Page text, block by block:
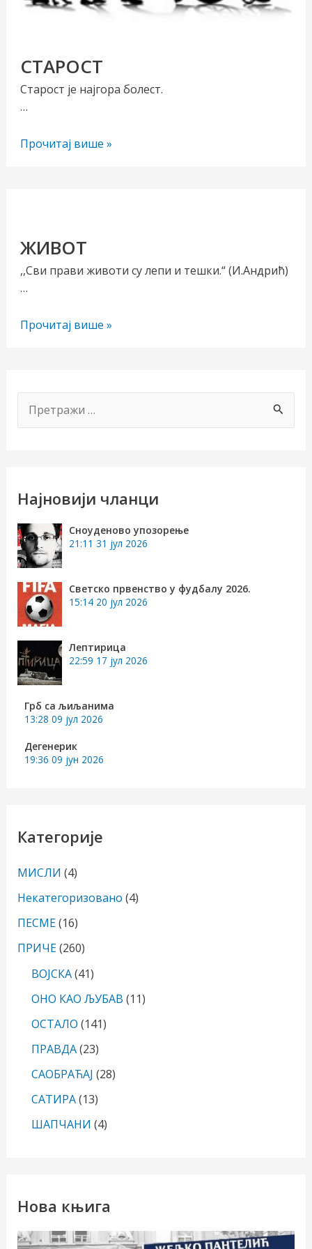
СТАРОСТ
Старост је најгора болест.
…
СТАРОСТ
Прочитај више »
ЖИВОТ
,,Сви прави животи су лепи и тешки.“ (И.Андрић)
…
ЖИВОТ
Прочитај више »
р
р
г
а
з
:
Најновији чланци
Сноуденово упозорење
21:11 31 јул 2026
Светско првенство у фудбалу 2026.
15:14 20 јул 2026
Лептирица
22:59 17 јул 2026
Грб са љиљанима
13:28 09 јул 2026
Дегенерик
19:36 09 јун 2026
Категорије
МИСЛИ (4)
Некатегоризовано (4)
ПЕСМЕ(16)
ПРИЧЕ(260)
ВОЈСКА(41)
ОНО КАО ЉУБАВ (11)
ОСТАЛО (141)
ПРАВДА(23)
САОБРАЋАЈ (28)
САТИРА(13)
ШАПЧАНИ (4)
Нова књига